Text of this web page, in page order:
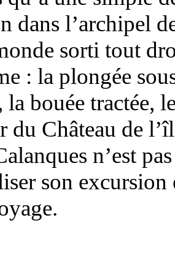
dans l’archipel
sorti tout
: la plongée
la bouée tractée,
du Château de
n’est
son